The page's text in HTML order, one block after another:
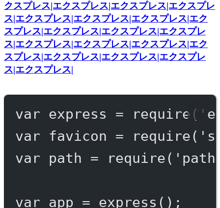
クスプレス|エクスプレス|エクスプレス|エクスプレ
ス|エクスプレス|エクスプレス|エクスプレス|エク
スプレス|エクスプレス|エクスプレス|エクスプレ
ス|エクスプレス|エクスプレス|エクスプレス|エク
スプレス|エクスプレス|エクスプレス|エクスプレ
ス|エクスプレス|
var express = require (
var favicon = require(
var path = require(
var app = express ();